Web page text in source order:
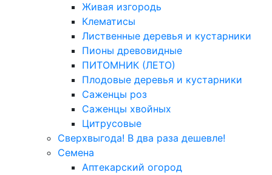
Живая изгородь
Клематисы
Лиственные деревья и кустарники
Пионы древовидные
ПИТОМНИК (ЛЕТО)
Плодовые деревья и кустарники
Саженцы роз
Саженцы хвойных
Цитрусовые
Сверхвыгода! В два раза дешевле!
Семена
Аптекарский огород